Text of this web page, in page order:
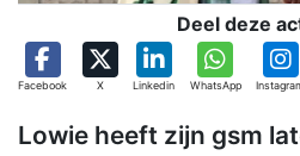
Deel deze
Facebook X Linkedin WhatsApp
Lowie heeft zijn gsm